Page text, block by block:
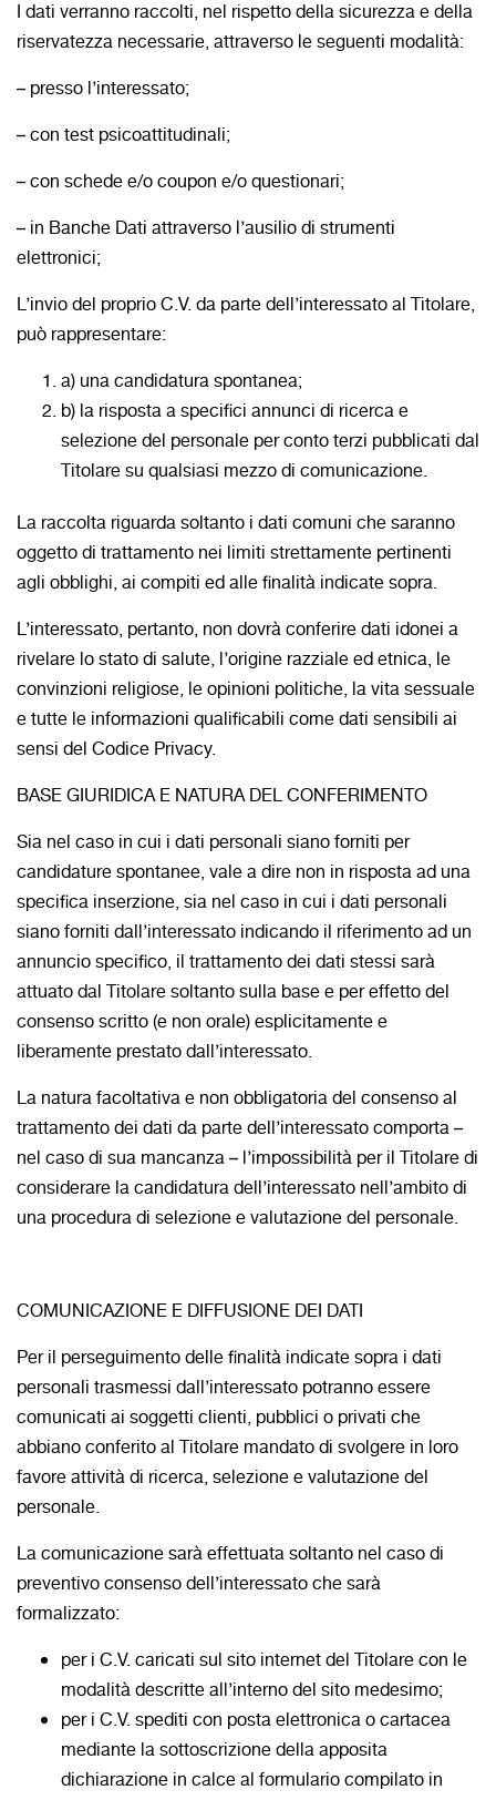
I dati verranno raccolti, nel rispetto della sicurezza e della
riservatezza necessarie, attraverso le seguenti modalità:
– presso l’interessato;
– con test psicoattitudinali;
– con schede e/o coupon e/o questionari;
– in Banche Dati attraverso l’ausilio di strumenti
elettronici;
L’invio del proprio C.V. da parte dell’interessato al Titolare,
può rappresentare:
a) una candidatura spontanea;
b) la risposta a specifici annunci di ricerca e
selezione del personale per conto terzi pubblicati dal
Titolare su qualsiasi mezzo di comunicazione.
La raccolta riguarda soltanto i dati comuni che saranno
oggetto di trattamento nei limiti strettamente pertinenti
agli obblighi, ai compiti ed alle finalità indicate sopra.
L’interessato, pertanto, non dovrà conferire dati idonei a
rivelare lo stato di salute, l’origine razziale ed etnica, le
convinzioni religiose, le opinioni politiche, la vita sessuale
e tutte le informazioni qualificabili come dati sensibili ai
sensi del Codice Privacy.
BASE GIURIDICA E NATURA DEL CONFERIMENTO
Sia nel caso in cui i dati personali siano forniti per
candidature spontanee, vale a dire non in risposta ad una
specifica inserzione, sia nel caso in cui i dati personali
siano forniti dall’interessato indicando il riferimento ad un
annuncio specifico, il trattamento dei dati stessi sarà
attuato dal Titolare soltanto sulla base e per effetto del
consenso scritto (e non orale) esplicitamente e
liberamente prestato dall’interessato.
La natura facoltativa e non obbligatoria del consenso al
trattamento dei dati da parte dell’interessato comporta –
nel caso di sua mancanza – l’impossibilità per il Titolare di
considerare la candidatura dell’interessato nell’ambito di
una procedura di selezione e valutazione del personale.
COMUNICAZIONE E DIFFUSIONE DEI DATI
Per il perseguimento delle finalità indicate sopra i dati
personali trasmessi dall’interessato potranno essere
comunicati ai soggetti clienti, pubblici o privati che
abbiano conferito al Titolare mandato di svolgere in loro
favore attività di ricerca, selezione e valutazione del
personale.
La comunicazione sarà effettuata soltanto nel caso di
preventivo consenso dell’interessato che sarà
formalizzato:
per i C.V. caricati sul sito internet del Titolare con le
modalità descritte all’interno del sito medesimo;
per i C.V. spediti con posta elettronica o cartacea
mediante la sottoscrizione della apposita
dichiarazione in calce al formulario compilato in